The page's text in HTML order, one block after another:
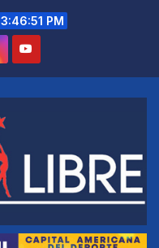
3:46:52 PM